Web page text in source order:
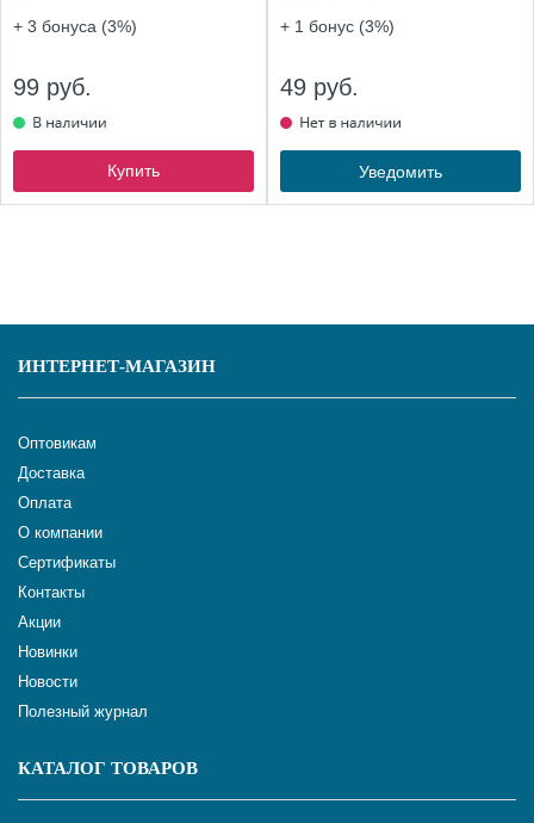
+ 3 бонуса (3%)
99 руб.
Купить
+ 1 бонус (3%)
49 руб.
Уведомить
ИНТЕРНЕТ-МАГАЗИН
Оптовикам
Доставка
Оплата
О компании
Сертификаты
Контакты
Акции
Новинки
Новости
Полезный журнал
КАТАЛОГ ТОВАРОВ